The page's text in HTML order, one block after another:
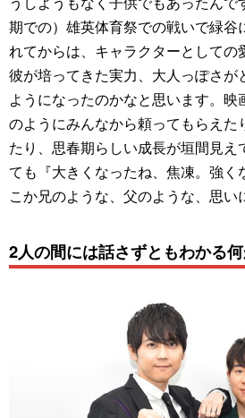
期での）雄英体育祭での戦いで緑谷
れてからは、キャラクターとしての
彼が培ってきた実力、大人っぽさが
ようになったのかなと思います。
のようにみんなから頼ってもらえた
たり、思春期らしい成長が垣間見え
ても『大きくなったね、焦凍。強く
こか兄のような、父のような、思い
2人の間には話さずともわかる